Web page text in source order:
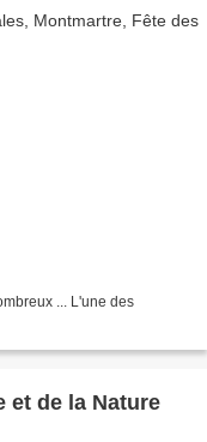
... L'une des
et de la Nature